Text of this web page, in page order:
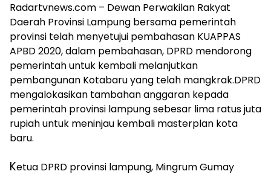
Radartvnews.com – Dewan Perwakilan Rakyat
Daerah Provinsi Lampung bersama pemerintah
provinsi telah menyetujui pembahasan KUAPPAS
APBD 2020, dalam pembahasan, DPRD mendorong
pemerintah untuk kembali melanjutkan
pembangunan Kotabaru yang telah mangkrak.DPRD
mengalokasikan tambahan anggaran kepada
pemerintah provinsi lampung sebesar lima ratus juta
rupiah untuk meninjau kembali masterplan kota
baru.
Ketua DPRD provinsi lampung, Mingrum Gumay